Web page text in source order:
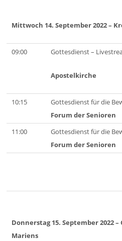
Mittwoch 14. September 2022–
09:00 Gottesdienst –
Apostelkirche
10:15
Gottesdienst für die
Forum der Senioren
11:00
Gottesdienst für die
Forum der Senioren
Donnerstag 15. September 2022–
Mariens